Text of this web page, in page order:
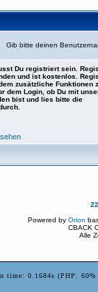
Gib bitte deinen
Du registriert sein.
und ist kostenlos.
zusätzliche Funktionen
dem Login, ob Du mit
bist und lies bitte die
Powered byOrion
CBACK
Alle
time: 0.1684s (PHP: